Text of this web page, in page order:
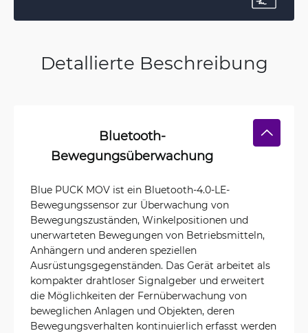
Detallierte Beschreibung
Bluetooth-
Bewegungsüberwachung
Blue PUCK MOV ist ein Bluetooth-4.0-LE-
Bewegungssensor zur Überwachung von
Bewegungszuständen, Winkelpositionen und
unerwarteten Bewegungen von Betriebsmitteln,
Anhängern und anderen speziellen
Ausrüstungsgegenständen. Das Gerät arbeitet als
kompakter drahtloser Signalgeber und erweitert
die Möglichkeiten der Fernüberwachung von
beweglichen Anlagen und Objekten, deren
Bewegungsverhalten kontinuierlich erfasst werden